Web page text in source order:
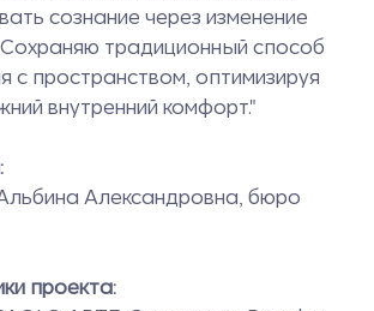
сознание через изменение
традиционный способ
с пространством, оптимизируя
внутренний комфорт."
Александровна, бюро
проекта: